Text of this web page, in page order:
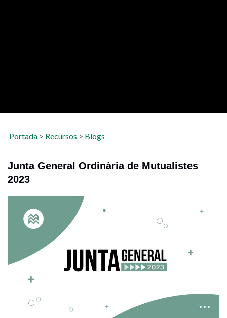
Portada> Recursos > Blogs
Junta General Ordinària de Mutualistes
2023